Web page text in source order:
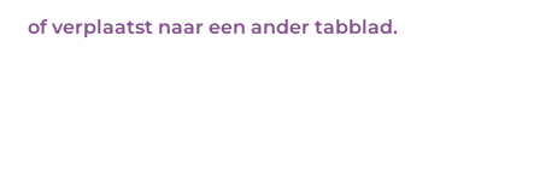
of verplaatst naar een ander tabblad.